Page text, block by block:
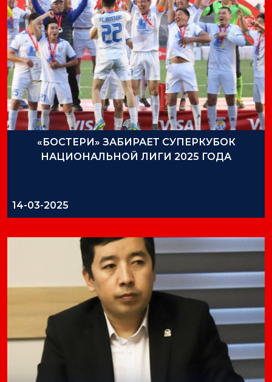
«БОСТЕРИ» ЗАБИРАЕТ СУПЕРКУБОК
НАЦИОНАЛЬНОЙ ЛИГИ 2025 ГОДА
14-03-2025